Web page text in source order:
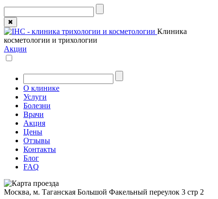
✖
Клиника
косметологии и трихологии
Акции
О клинике
Услуги
Болезни
Врачи
Акция
Цены
Отзывы
Контакты
Блог
FAQ
Москва, м. Таганская Большой Факельный переулок 3 стр 2